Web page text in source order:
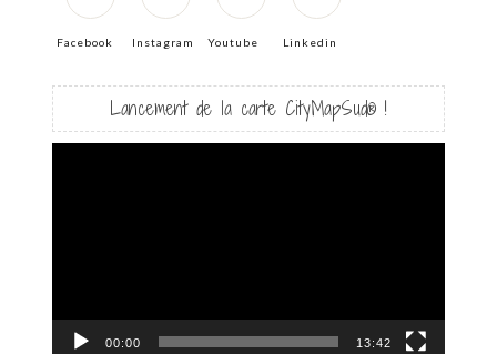
Facebook Instagram Youtube Linkedin
Lancement de la carte CityMapSud® !
00:00 13:42